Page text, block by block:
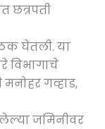
छत्रपती
घेतली. या
विभागाचे
गव्हाड,
जमिनीवर